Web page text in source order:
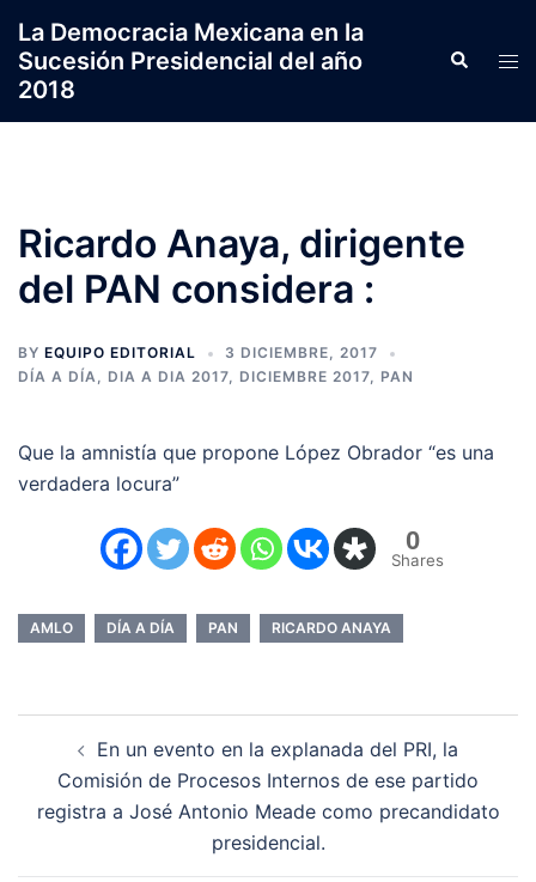
contenido
La Democracia Mexicana en la
Sucesión Presidencial del año
2018
Search
Ricardo Anaya, dirigente
del PAN considera :
BY EQUIPO EDITORIAL
3 DICIEMBRE, 2017
DÍA A DÍA, DIA A DIA 2017, DICIEMBRE 2017, PAN
Que la amnistía que propone López Obrador “es una
verdadera locura”
0
Shares
AMLO DÍA A DÍA PAN RICARDO ANAYA
entradas
En un evento en la explanada del PRI, la
Comisión de Procesos Internos de ese partido
registra a José Antonio Meade como precandidato
presidencial.